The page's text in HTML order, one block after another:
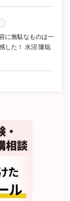
に無駄なものは一
した！ 水沼 隆聡